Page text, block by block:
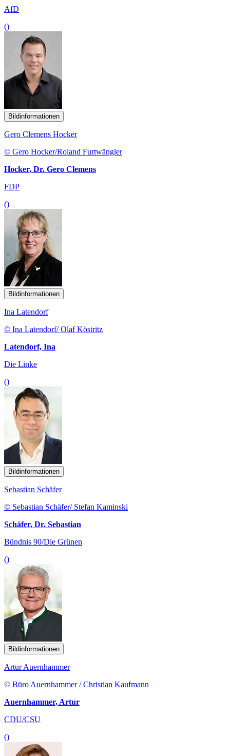
AfD
()
Bildinformationen
Gero Clemens Hocker
© Gero Hocker/Roland Furtwängler
Hocker, Dr. Gero Clemens
FDP
()
Bildinformationen
Ina Latendorf
© Ina Latendorf/ Olaf Köstritz
Latendorf, Ina
Die Linke
()
Bildinformationen
Sebastian Schäfer
© Sebastian Schäfer/ Stefan Kaminski
Schäfer, Dr. Sebastian
Bündnis 90/Die Grünen
()
Bildinformationen
Artur Auernhammer
© Büro Auernhammer / Christian Kaufmann
Auernhammer, Artur
CDU/CSU
()